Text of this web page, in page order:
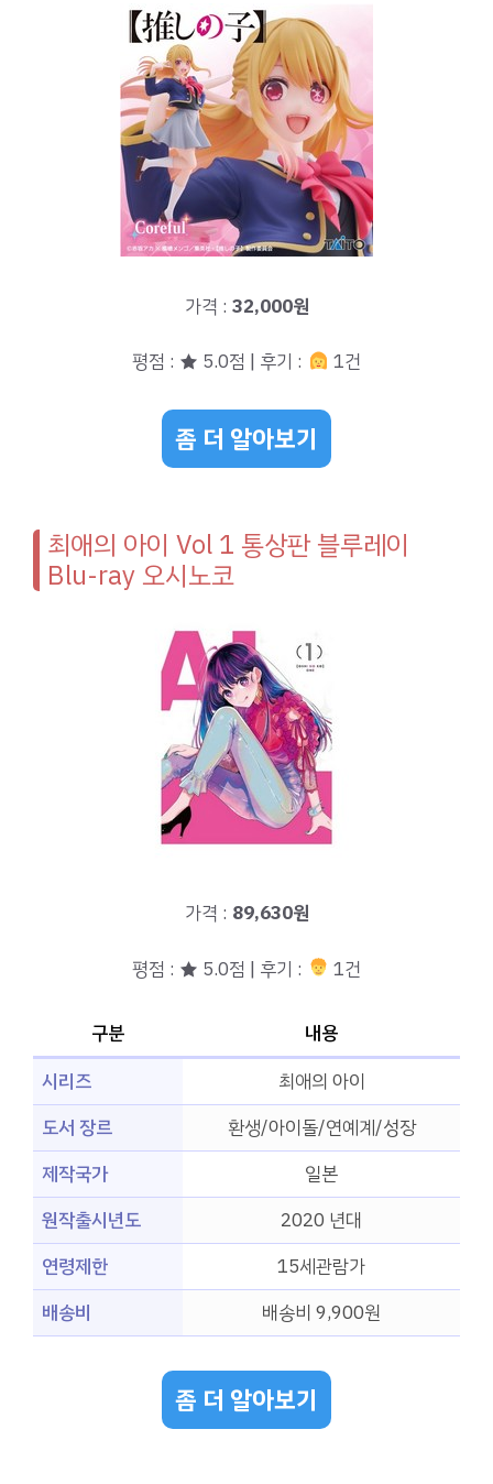
가격 : 32,000원
평점 : ★ 5.0점 | 후기 : 1건
좀 더 알아보기
최애의 아이 Vol 1 통상판 블루레이
Blu-ray 오시노코
가격 : 89,630원
평점 : ★ 5.0점 | 후기 : 1건
구분
내용
시리즈
최애의 아이
도서 장르
환생/아이돌/연예계/성장
제작국가
일본
원작출시년도
2020 년대
연령제한
15세관람가
배송비
배송비 9,900원
좀 더 알아보기